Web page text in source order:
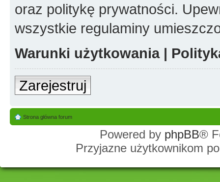
oraz politykę prywatności.
wszystkie regulaminy
Warunki użytkowania|
Zarejestruj
Strona główna forum
Powered by phpBB®
Przyjazne użytkownikom